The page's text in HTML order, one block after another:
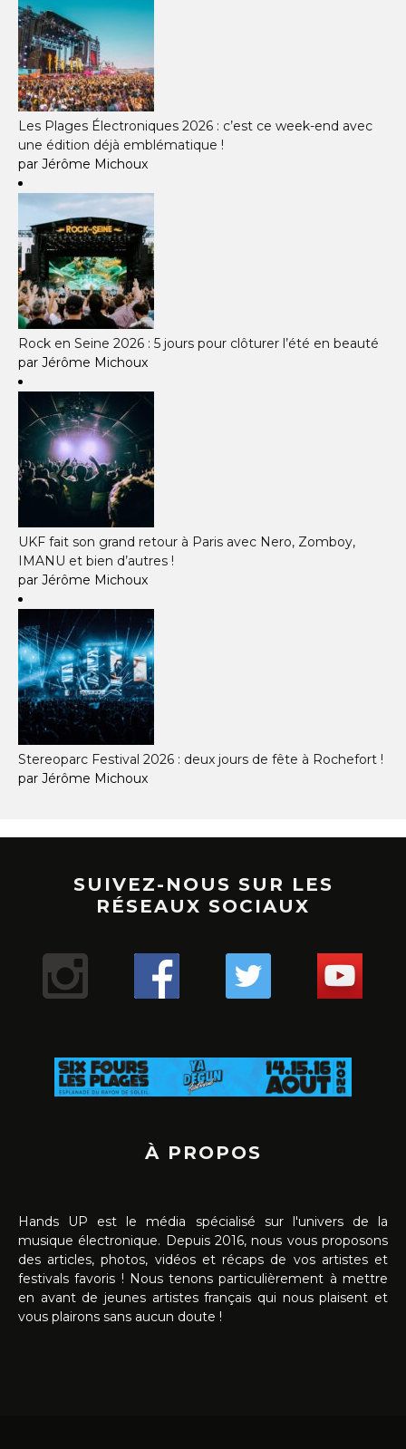
Les Plages Électroniques 2026 : c’est ce week-end avec
une édition déjà emblématique !
par Jérôme Michoux
Rock en Seine 2026 : 5 jours pour clôturer l’été en beauté
par Jérôme Michoux
UKF fait son grand retour à Paris avec Nero, Zomboy,
IMANU et bien d’autres !
par Jérôme Michoux
Stereoparc Festival 2026 : deux jours de fête à Rochefort !
par Jérôme Michoux
SUIVEZ-NOUS SUR LES
RÉSEAUX SOCIAUX
À PROPOS
Hands UP est le média spécialisé sur l'univers de la
musique électronique. Depuis 2016, nous vous proposons
des articles, photos, vidéos et récaps de vos artistes et
festivals favoris ! Nous tenons particulièrement à mettre
en avant de jeunes artistes français qui nous plaisent et
vous plairons sans aucun doute !